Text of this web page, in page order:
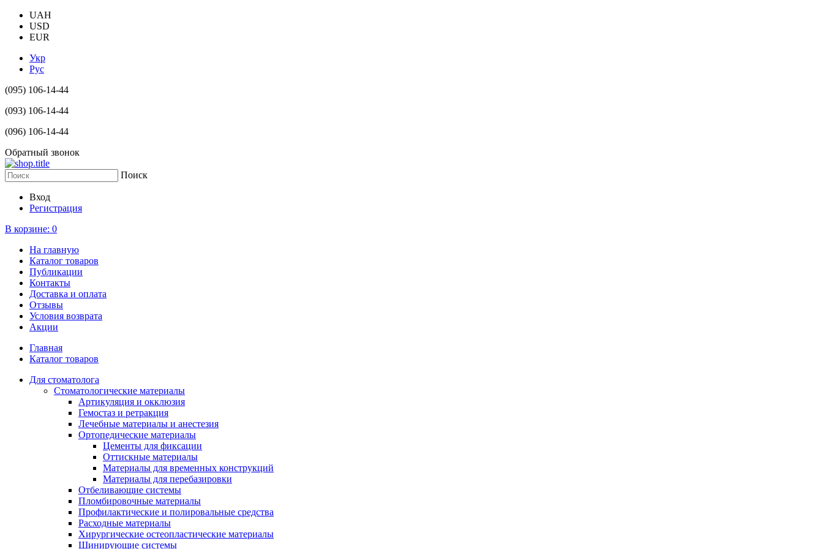
UAH
USD
EUR
Укр
Рус
(095) 106-14-44
(093) 106-14-44
(096) 106-14-44
Обратный звонок
Поиск
Вход
Регистрация
В корзине: 0
На главную
Каталог товаров
Публикации
Контакты
Доставка и оплата
Отзывы
Условия возврата
Акции
Главная
Каталог товаров
Для стоматолога
Стоматологические материалы
Артикуляция и окклюзия
Гемостаз и ретракция
Лечебные материалы и анестезия
Ортопедические материалы
Цементы для фиксации
Оттискные материалы
Материалы для временных конструкций
Материалы для перебазировки
Отбеливающие системы
Пломбировочные материалы
Профилактические и полировальные средства
Расходные материалы
Хирургические остеопластические материалы
Шинирующие системы